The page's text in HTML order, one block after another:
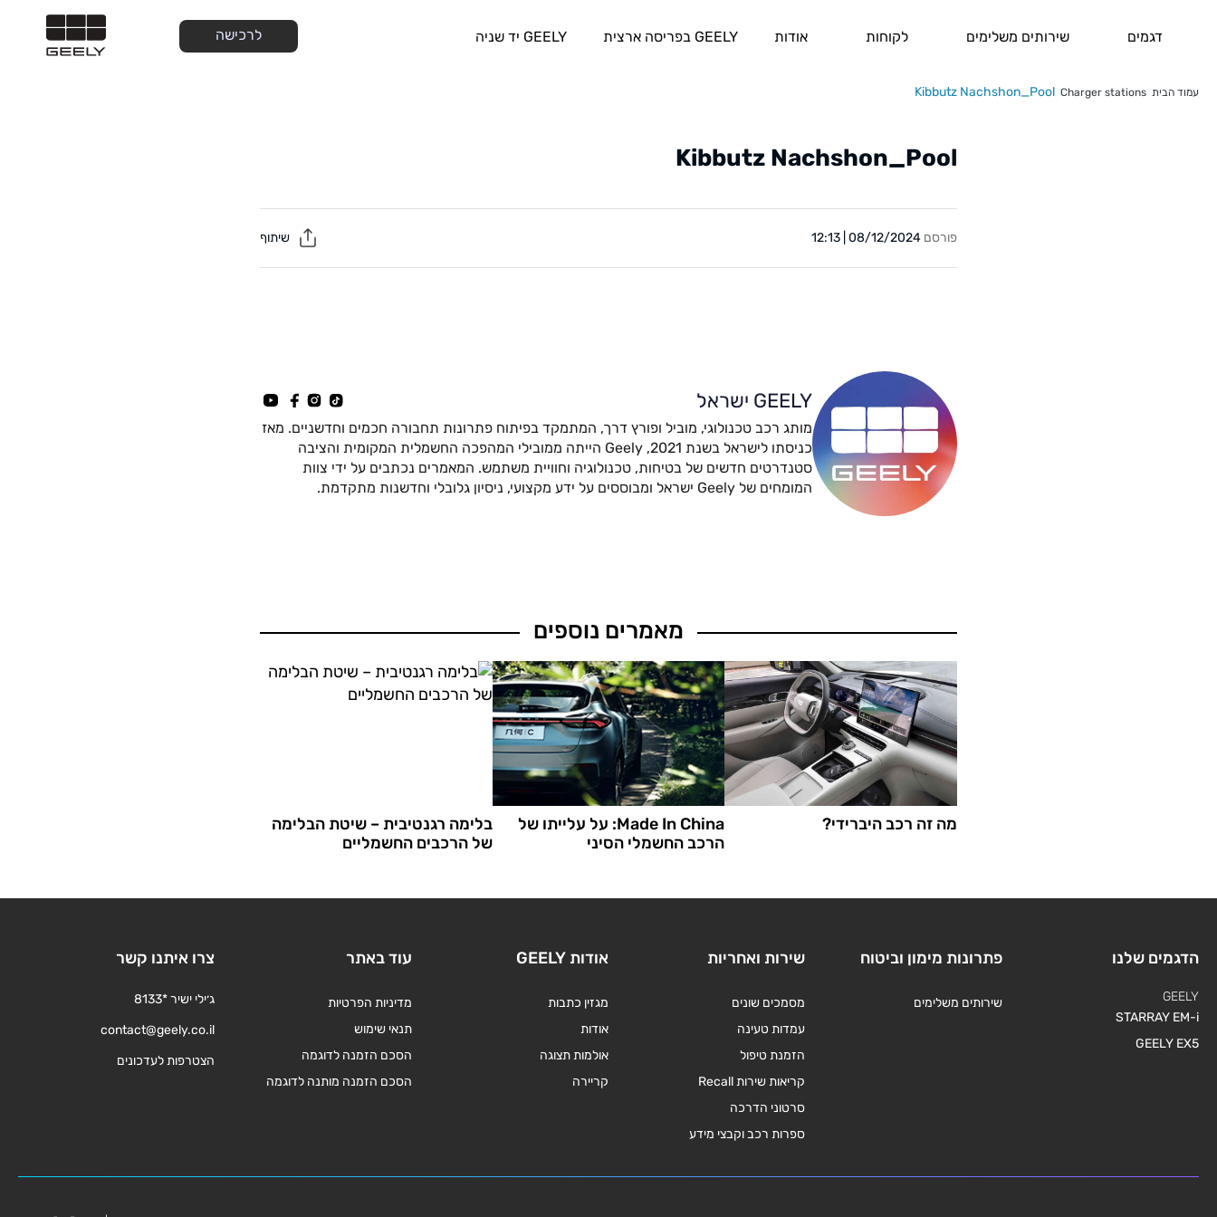
דגמים שירותים משלימים לקוחות אודות GEELY בפריסה ארצית GEELY יד שניה לרכישה
עמוד הבית Charger stations
Kibbutz Nachshon_Pool
Kibbutz Nachshon_Pool
פורסם 08/12/2024 | 12:13
GEELY ישראל
מותג רכב טכנולוגי, מוביל ופורץ דרך, המתמקד בפיתוח פתרונות תחבורה חכמים וחדשניים. מאז
כניסתו לישראל בשנת 2021, Geely הייתה ממובילי המהפכה החשמלית המקומית והציבה
סטנדרטים חדשים של בטיחות, טכנולוגיה וחוויית משתמש. המאמרים נכתבים על ידי צוות
המומחים של Geely ישראל ומבוססים על ידע מקצועי, ניסיון גלובלי וחדשנות מתקדמת.
מאמרים נוספים
מה זה רכב היברידי?
Made In China: על עלייתו של
הרכב החשמלי הסיני
בלימה רגנטיבית – שיטת הבלימה
של הרכבים החשמליים
הדגמים שלנו
GEELY
STARRAY EM-i
GEELY EX5
פתרונות מימון וביטוח
שירותים משלימים
שירות ואחריות
מסמכים שונים
עמדות טעינה
הזמנת טיפול
קריאות שירות Recall
סרטוני הדרכה
ספרות רכב וקבצי מידע
אודות GEELY
מגזין כתבות
אודות
אולמות תצוגה
קריירה
עוד באתר
מדיניות הפרטיות
תנאי שימוש
הסכם הזמנה לדוגמה
הסכם הזמנה מותנה לדוגמה
צרו איתנו קשר
ג׳ילי ישיר *8133
contact@geely.co.il
הצטרפות לעדכונים